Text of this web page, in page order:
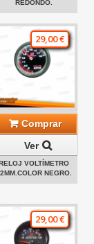
REDONDO.
29,00 €
Comprar
Ver
VOLTÍMETRO
NEGRO.
29,00 €